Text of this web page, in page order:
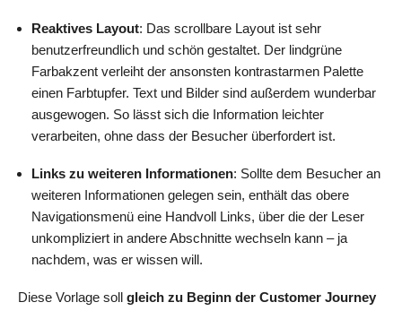
Reaktives Layout: Das scrollbare Layout ist sehr
benutzerfreundlich und schön gestaltet. Der lindgrüne
Farbakzent verleiht der ansonsten kontrastarmen Palette
einen Farbtupfer. Text und Bilder sind außerdem wunderbar
ausgewogen. So lässt sich die Information leichter
verarbeiten, ohne dass der Besucher überfordert ist.
Links zu weiteren Informationen: Sollte dem Besucher an
weiteren Informationen gelegen sein, enthält das obere
Navigationsmenü eine Handvoll Links, über die der Leser
unkompliziert in andere Abschnitte wechseln kann – ja
nachdem, was er wissen will.
Diese Vorlage soll gleich zu Beginn der Customer Journey